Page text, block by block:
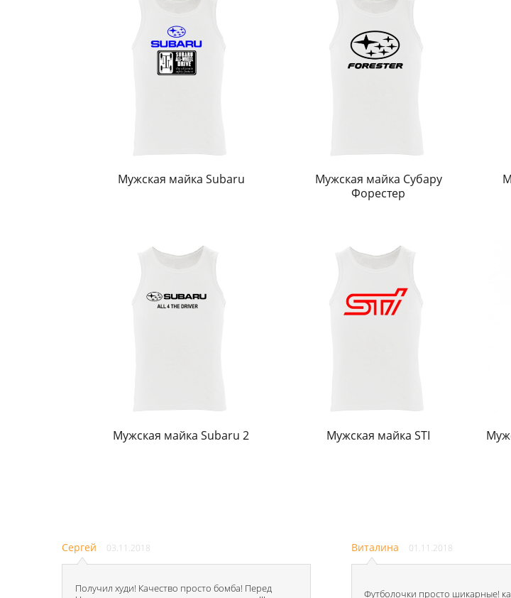
Мужская майка Subaru
Мужская майка Субару
Форестер
Мужская майка Subaru 2 Мужская майка STI
Сергей 03.11.2018
Получил худи! Качество просто бомба! Перед
Виталина 01.11.2018
Футболочки просто шикарные!